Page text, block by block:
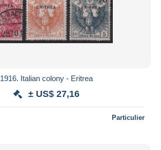
1916. Italian colony - Eritrea
± US$ 27,16
Particulier